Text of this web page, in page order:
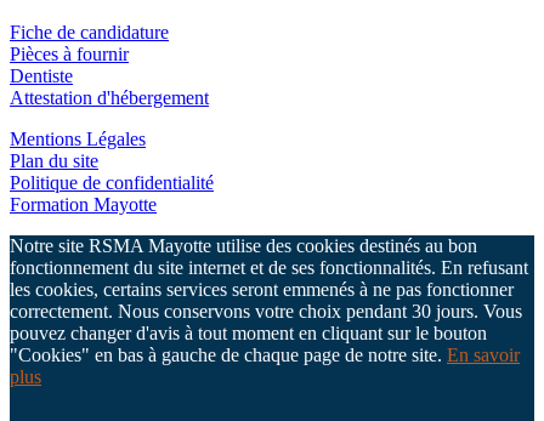
Fiche de candidature
Pièces à fournir
Dentiste
Attestation d'hébergement
Mentions Légales
Plan du site
Politique de confidentialité
Formation Mayotte
Notre site RSMA Mayotte utilise des cookies destinés au bon
fonctionnement du site internet et de ses fonctionnalités. En refusant
les cookies, certains services seront emmenés à ne pas fonctionner
correctement. Nous conservons votre choix pendant 30 jours. Vous
pouvez changer d'avis à tout moment en cliquant sur le bouton
"Cookies" en bas à gauche de chaque page de notre site. En savoir
plus